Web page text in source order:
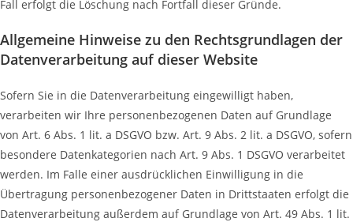
Fall erfolgt die Löschung nach Fortfall dieser Gründe.
Allgemeine Hinweise zu den Rechtsgrundlagen der
Datenverarbeitung auf dieser Website
Sofern Sie in die Datenverarbeitung eingewilligt haben,
verarbeiten wir Ihre personenbezogenen Daten auf Grundlage
von Art. 6 Abs. 1 lit. a DSGVO bzw. Art. 9 Abs. 2 lit. a DSGVO, sofern
besondere Datenkategorien nach Art. 9 Abs. 1 DSGVO verarbeitet
werden. Im Falle einer ausdrücklichen Einwilligung in die
Übertragung personenbezogener Daten in Drittstaaten erfolgt die
Datenverarbeitung außerdem auf Grundlage von Art. 49 Abs. 1 lit.